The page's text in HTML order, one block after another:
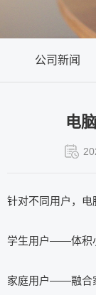
公司新闻
电
针对不同用户，电
学生用户——体积
家庭用户——融合